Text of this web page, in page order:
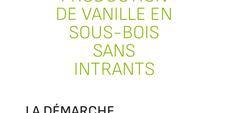
DE VANILLE EN
SOUS-BOIS
SANS
INTRANTS